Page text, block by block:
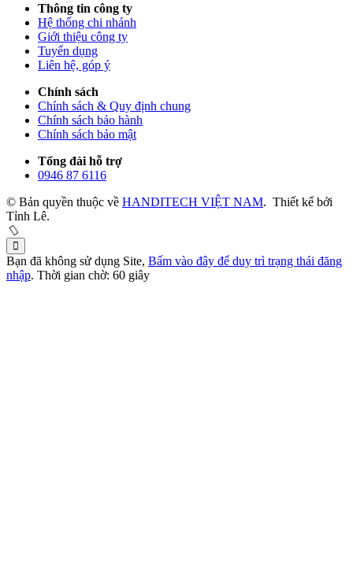
Thông tin công ty
Hệ thống chi nhánh
Giới thiệu công ty
Tuyển dụng
Liên hệ, góp ý
Chính sách
Chính sách & Quy định chung
Chính sách bảo hành
Chính sách bảo mật
Tổng đài hỗ trợ
0946 87 6116
© Bản quyền thuộc về HANDITECH VIỆT NAM. Thiết kế bởi
Tỉnh Lê.
Bạn đã không sử dụng Site, Bấm vào đây để duy trì trạng thái đăng
nhập. Thời gian chờ: 60 giây